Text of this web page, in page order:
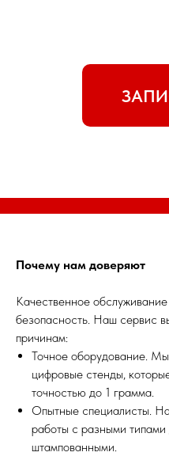
Почему нам доверяют
Качественное
безопасность. Наш сервис
причинам:
Точное оборудование.
цифровые стенды,
точностью до 1 грамма.
Опытные специалисты.
работы с разными типами
штампованными.